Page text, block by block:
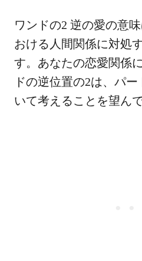
ワンドの2 逆の愛の意
おける人間関係に対処
す。あなたの恋愛関係
ドの逆位置の2は、パ
いて考えることを望ん